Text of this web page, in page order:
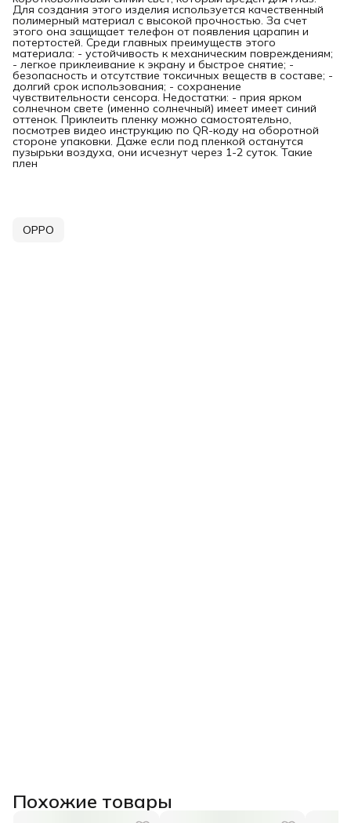
Для создания этого изделия используется качественный
полимерный материал с высокой прочностью. За счет
этого она защищает телефон от появления царапин и
потертостей. Среди главных преимуществ этого
материала: - устойчивость к механическим повреждениям;
- легкое приклеивание к экрану и быстрое снятие; -
безопасность и отсутствие токсичных веществ в составе; -
долгий срок использования; - сохранение
чувствительности сенсора. Недостатки: - прия ярком
солнечном свете (именно солнечный) имеет имеет синий
оттенок. Приклеить пленку можно самостоятельно,
посмотрев видео инструкцию по QR-коду на оборотной
стороне упаковки. Даже если под пленкой останутся
пузырьки воздуха, они исчезнут через 1-2 суток. Такие
плен
OPPO
Похожие товары